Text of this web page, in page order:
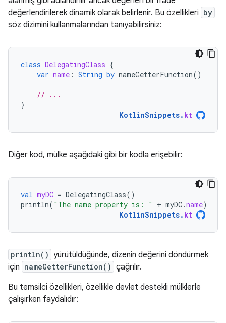
değerlendirilerek dinamik olarak belirlenir. Bu özellikleri by
söz dizimini kullanmalarından tanıyabilirsiniz:
class DelegatingClass {
var name : String by nameGetterFunction()
// ...
}
KotlinSnippets. kt
Diğer kod, mülke aşağıdaki gibi bir kodla erişebilir:
val myDC = DelegatingClass()
println( "The name property is: " + myDC.name)
KotlinSnippets. kt
println() yürütüldüğünde, dizenin değerini döndürmek
için nameGetterFunction() çağrılır.
Bu temsilci özellikleri, özellikle devlet destekli mülklerle
çalışırken faydalıdır: